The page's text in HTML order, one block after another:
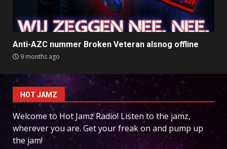
Anti-AZC nummer Broken Veteran alsnog offline
9 months ago
HOT JAMZ
Welcome to Hot Jamz Radio! Listen to the jamz,
wherever you are. Get your freak on and pump up
the jam!